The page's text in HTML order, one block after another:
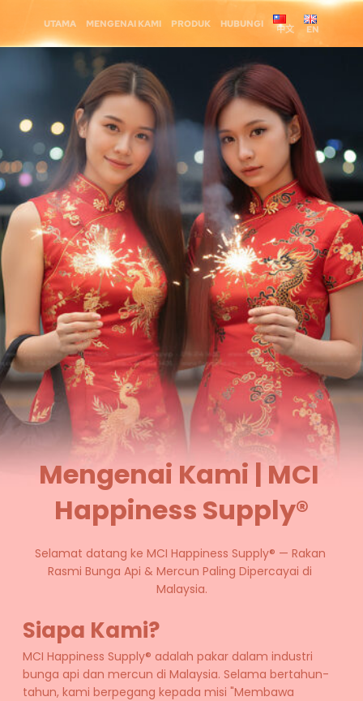
UTAMA MENGENAI KAMI PRODUK HUBUNGI 中文 EN
Mengenai Kami | MCI
Happiness Supply®
Selamat datang ke MCI Happiness Supply® — Rakan
Rasmi Bunga Api & Mercun Paling Dipercayai di
Malaysia.
Siapa Kami?
MCI Happiness Supply® adalah pakar dalam industri
bunga api dan mercun di Malaysia. Selama bertahun-
tahun, kami berpegang kepada misi "Membawa